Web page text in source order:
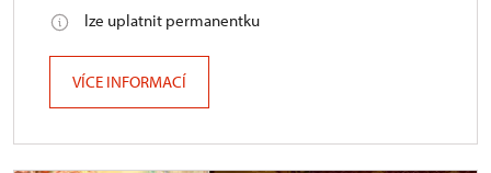
lze uplatnit permanentku
VÍCE INFORMACÍ